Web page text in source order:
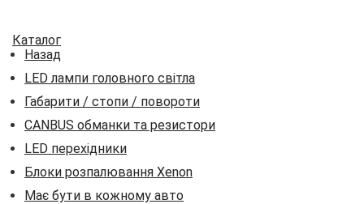
Каталог
Назад
LED лампи головного світла
Габарити / стопи / повороти
CANBUS обманки та резистори
LED перехідники
Блоки розпалювання Xenon
Має бути в кожному авто